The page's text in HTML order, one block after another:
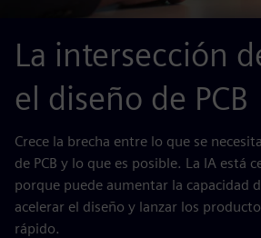
La intersección
el diseño de PCB
Crece la brecha entre lo que se
de PCB y lo que es posible. La IA está
porque puede aumentar la capacidad
acelerar el diseño y lanzar los
rápido.